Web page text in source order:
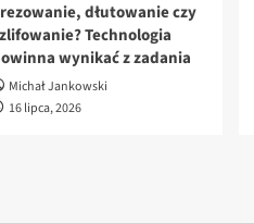
dłutowanie czy
Technologia
wynikać z zadania
Michał Jankowski
16 lipca, 2026